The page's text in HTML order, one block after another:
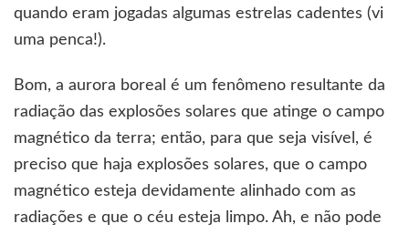
quando eram jogadas algumas estrelas cadentes (vi
uma penca!).
Bom, a aurora boreal é um fenômeno resultante da
radiação das explosões solares que atinge o campo
magnético da terra; então, para que seja visível, é
preciso que haja explosões solares, que o campo
magnético esteja devidamente alinhado com as
radiações e que o céu esteja limpo. Ah, e não pode